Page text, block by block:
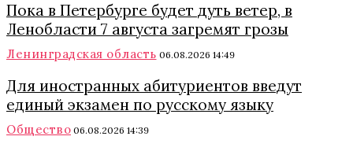
Пока в Петербурге будет дуть ветер, в
Ленобласти 7 августа загремят грозы
Ленинградская область 06.08.2026 14:49
Для иностранных абитуриентов введут
единый экзамен по русскому языку
Общество 06.08.2026 14:39